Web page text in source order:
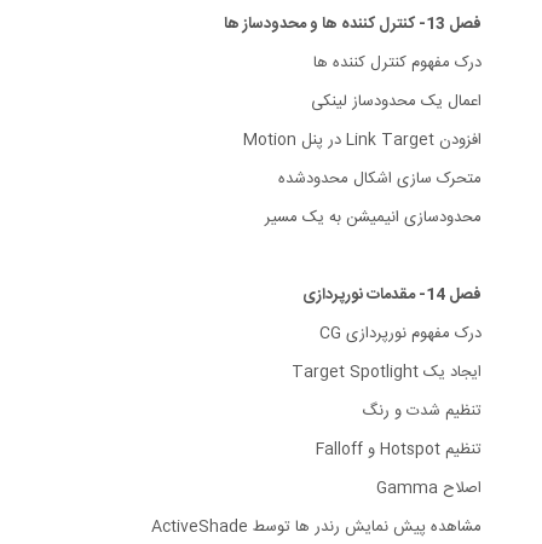
فصل 13- کنترل کننده ها و محدودساز ها
درک مفهوم کنترل کننده ها
اعمال یک محدودساز لینکی
افزودن Link Target در پنل Motion
متحرک سازی اشکال محدودشده
محدودسازی انیمیشن به یک مسیر
فصل 14- مقدمات نورپردازی
درک مفهوم نورپردازی CG
ایجاد یک Target Spotlight
تنظیم شدت و رنگ
تنظیم Hotspot و Falloff
اصلاح Gamma
مشاهده پیش نمایش رندر ها توسط ActiveShade